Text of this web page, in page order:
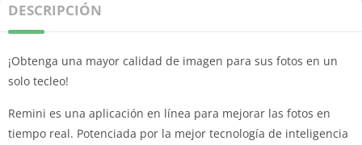
DESCRIPCIÓN
¡Obtenga una mayor calidad de imagen para sus fotos en un
solo tecleo!
Remini es una aplicación en línea para mejorar las fotos en
tiempo real. Potenciada por la mejor tecnología de inteligencia